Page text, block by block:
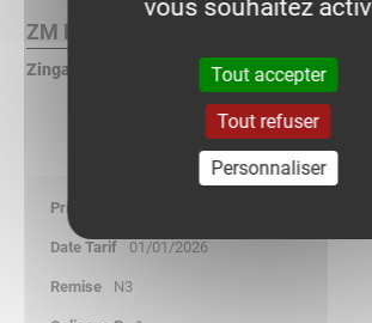
ZM Finition :
Zingage électrolytique en finition Haute
01/01/2026
N3
vous souhaitez
Tout accepter
Tout refuser
Personnaliser